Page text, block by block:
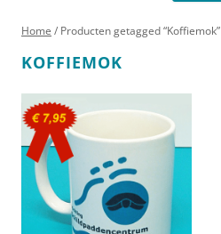
Home / Producten getagged “Koffiemok”
KOFFIEMOK